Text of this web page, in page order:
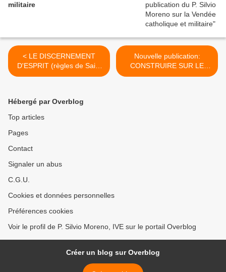
militaire
< LE DISCERNEMENT
D'ESPRIT (règles de Saint
Ignace de Loyola)
Nouvelle publication:
CONSTRUIRE SUR LE
ROC: Conversations
Hébergé par Overblog
Top articles
Pages
Contact
Signaler un abus
C.G.U.
Cookies et données personnelles
Préférences cookies
Voir le profil de P. Silvio Moreno, IVE sur le portail Overblog
Créer un blog sur Overblog